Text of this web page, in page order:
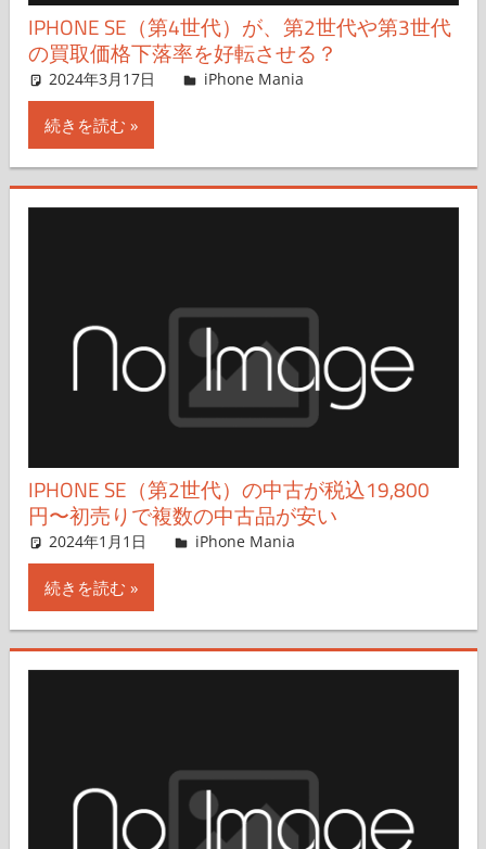
IPHONE SE（第4世代）が、第2世代や第3世代
の買取価格下落率を好転させる？
2024年3月17日 FT729
iPhone Mania
続きを読む
IPHONE SE（第2世代）の中古が税込19,800
円〜初売りで複数の中古品が安い
2024年1月1日 iPhone Mania
iPhone Mania
続きを読む